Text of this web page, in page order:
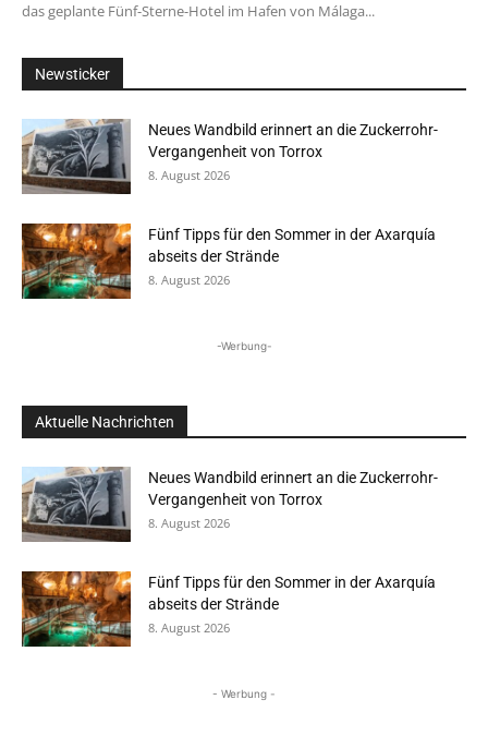
das geplante Fünf-Sterne-Hotel im Hafen von Málaga...
Newsticker
Neues Wandbild erinnert an die Zuckerrohr-
Vergangenheit von Torrox
8. August 2026
Fünf Tipps für den Sommer in der Axarquía
abseits der Strände
8. August 2026
-Werbung-
Aktuelle Nachrichten
Neues Wandbild erinnert an die Zuckerrohr-
Vergangenheit von Torrox
8. August 2026
Fünf Tipps für den Sommer in der Axarquía
abseits der Strände
8. August 2026
- Werbung -